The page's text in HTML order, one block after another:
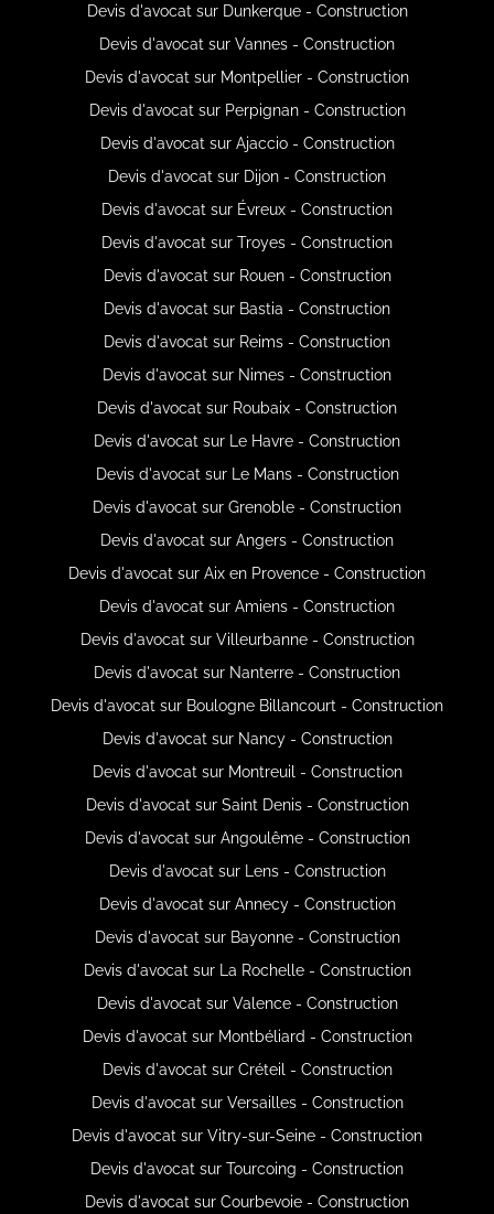
Devis d'avocat sur Dunkerque - Construction
Devis d'avocat sur Vannes - Construction
Devis d'avocat sur Montpellier - Construction
Devis d'avocat sur Perpignan - Construction
Devis d'avocat sur Ajaccio - Construction
Devis d'avocat sur Dijon - Construction
Devis d'avocat sur Évreux - Construction
Devis d'avocat sur Troyes - Construction
Devis d'avocat sur Rouen - Construction
Devis d'avocat sur Bastia - Construction
Devis d'avocat sur Reims - Construction
Devis d'avocat sur Nimes - Construction
Devis d'avocat sur Roubaix - Construction
Devis d'avocat sur Le Havre - Construction
Devis d'avocat sur Le Mans - Construction
Devis d'avocat sur Grenoble - Construction
Devis d'avocat sur Angers - Construction
Devis d'avocat sur Aix en Provence - Construction
Devis d'avocat sur Amiens - Construction
Devis d'avocat sur Villeurbanne - Construction
Devis d'avocat sur Nanterre - Construction
Devis d'avocat sur Boulogne Billancourt - Construction
Devis d'avocat sur Nancy - Construction
Devis d'avocat sur Montreuil - Construction
Devis d'avocat sur Saint Denis - Construction
Devis d'avocat sur Angoulême - Construction
Devis d'avocat sur Lens - Construction
Devis d'avocat sur Annecy - Construction
Devis d'avocat sur Bayonne - Construction
Devis d'avocat sur La Rochelle - Construction
Devis d'avocat sur Valence - Construction
Devis d'avocat sur Montbéliard - Construction
Devis d'avocat sur Créteil - Construction
Devis d'avocat sur Versailles - Construction
Devis d'avocat sur Vitry-sur-Seine - Construction
Devis d'avocat sur Tourcoing - Construction
Devis d'avocat sur Courbevoie - Construction